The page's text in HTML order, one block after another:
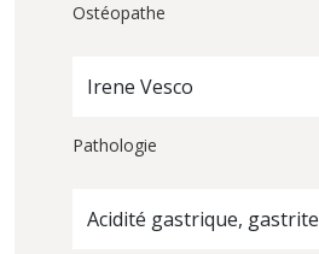
Ostéopathe
Irene Vesco
Pathologie
Acidité gastrique, gastrite